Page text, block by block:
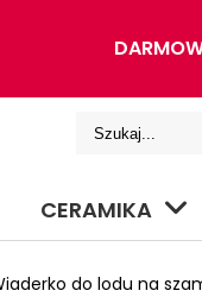
CERAMIKA
do lodu na